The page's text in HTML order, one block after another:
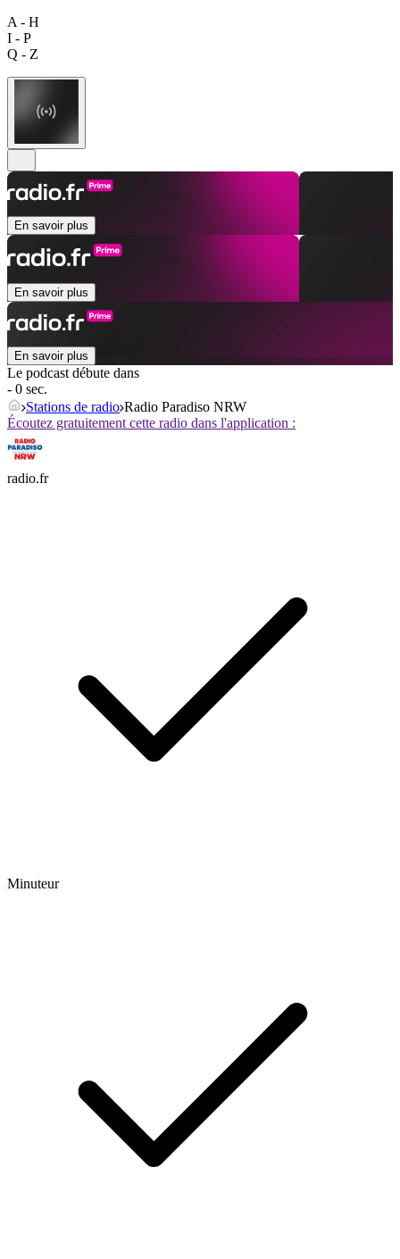
A - H
I - P
Q - Z
En savoir plus
En savoir plus
En savoir plus
Le podcast débute dans
- 0 sec.
Stations de radio Radio Paradiso NRW
Écoutez gratuitement cette radio dans l'application :
radio.fr
Minuteur